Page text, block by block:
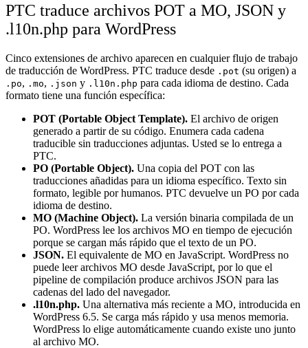
PTC traduce archivos POT a MO, JSON y
.l10n.php para WordPress
Cinco extensiones de archivo aparecen en cualquier flujo de trabajo
de traducción de WordPress. PTC traduce desde .pot (su origen) a
.po, .mo, .json y .l10n.php para cada idioma de destino. Cada
formato tiene una función específica:
POT (Portable Object Template). El archivo de origen
generado a partir de su código. Enumera cada cadena
traducible sin traducciones adjuntas. Usted se lo entrega a
PTC.
PO (Portable Object). Una copia del POT con las
traducciones añadidas para un idioma específico. Texto sin
formato, legible por humanos. PTC devuelve un PO por cada
idioma de destino.
MO (Machine Object). La versión binaria compilada de un
PO. WordPress lee los archivos MO en tiempo de ejecución
porque se cargan más rápido que el texto de un PO.
JSON. El equivalente de MO en JavaScript. WordPress no
puede leer archivos MO desde JavaScript, por lo que el
pipeline de compilación produce archivos JSON para las
cadenas del lado del navegador.
.l10n.php. Una alternativa más reciente a MO, introducida en
WordPress 6.5. Se carga más rápido y usa menos memoria.
WordPress lo elige automáticamente cuando existe uno junto
al archivo MO.